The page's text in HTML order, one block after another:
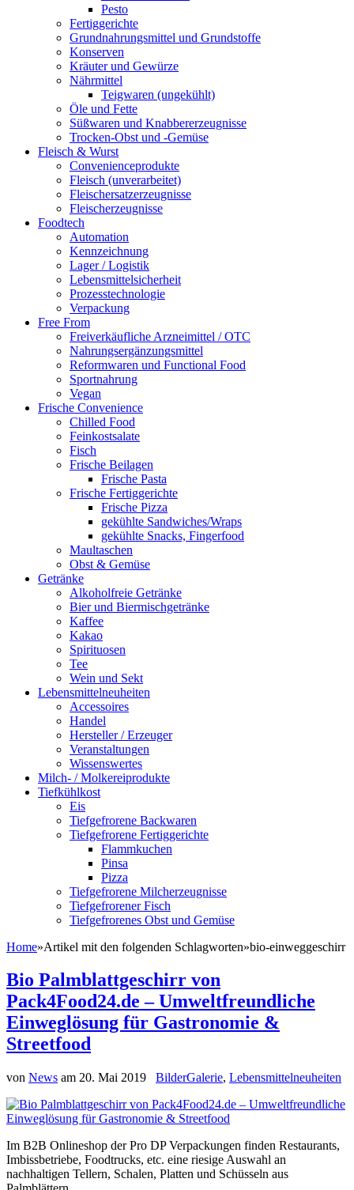
Pesto
Fertiggerichte
Grundnahrungsmittel und Grundstoffe
Konserven
Kräuter und Gewürze
Nährmittel
Teigwaren (ungekühlt)
Öle und Fette
Süßwaren und Knabbererzeugnisse
Trocken-Obst und -Gemüse
Fleisch & Wurst
Convenienceprodukte
Fleisch (unverarbeitet)
Fleischersatzerzeugnisse
Fleischerzeugnisse
Foodtech
Automation
Kennzeichnung
Lager / Logistik
Lebensmittelsicherheit
Prozesstechnologie
Verpackung
Free From
Freiverkäufliche Arzneimittel / OTC
Nahrungsergänzungsmittel
Reformwaren und Functional Food
Sportnahrung
Vegan
Frische Convenience
Chilled Food
Feinkostsalate
Fisch
Frische Beilagen
Frische Pasta
Frische Fertiggerichte
Frische Pizza
gekühlte Sandwiches/Wraps
gekühlte Snacks, Fingerfood
Maultaschen
Obst & Gemüse
Getränke
Alkoholfreie Getränke
Bier und Biermischgetränke
Kaffee
Kakao
Spirituosen
Tee
Wein und Sekt
Lebensmittelneuheiten
Accessoires
Handel
Hersteller / Erzeuger
Veranstaltungen
Wissenswertes
Milch- / Molkereiprodukte
Tiefkühlkost
Eis
Tiefgefrorene Backwaren
Tiefgefrorene Fertiggerichte
Flammkuchen
Pinsa
Pizza
Tiefgefrorene Milcherzeugnisse
Tiefgefrorener Fisch
Tiefgefrorenes Obst und Gemüse
Home»Artikel mit den folgenden Schlagworten»bio-einweggeschirr
Bio Palmblattgeschirr von
Pack4Food24.de – Umweltfreundliche
Einweglösung für Gastronomie &
Streetfood
von News am 20. Mai 2019 BilderGalerie, Lebensmittelneuheiten
Im B2B Onlineshop der Pro DP Verpackungen finden Restaurants,
Imbissbetriebe, Foodtrucks, etc. eine riesige Auswahl an
nachhaltigen Tellern, Schalen, Platten und Schüsseln aus